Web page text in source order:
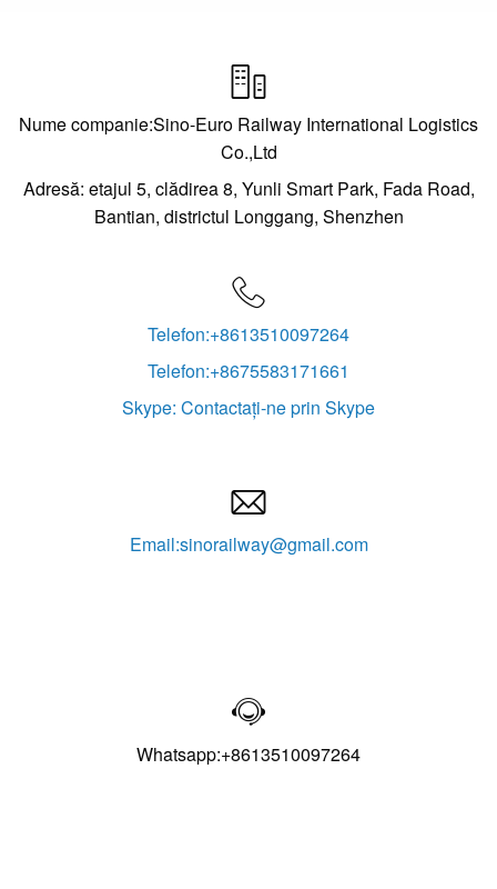

Nume companie:Sino-Euro Railway International Logistics
Co.,Ltd
Adresă: etajul 5, clădirea 8, Yunli Smart Park, Fada Road,
Bantian, districtul Longgang, Shenzhen

Telefon:+8613510097264
Telefon:+8675583171661
Skype: Contactați-ne prin Skype

Email:sinorailway@gmail.com

Whatsapp:+8613510097264